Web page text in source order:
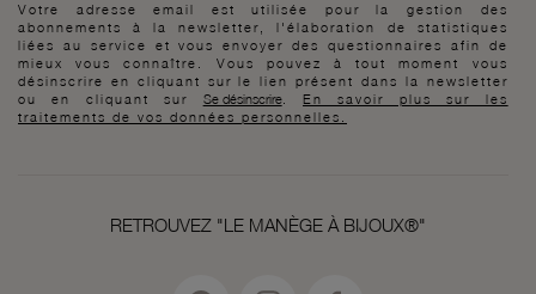
Votre adresse email est utilisée pour la gestion des
abonnements à la newsletter, l'élaboration de statistiques
liées au service et vous envoyer des questionnaires afin de
mieux vous connaître. Vous pouvez à tout moment vous
désinscrire en cliquant sur le lien présent dans la newsletter
ou en cliquant sur Se désinscrire.En savoir plus sur les
traitements de vos données personnelles.
RETROUVEZ "LE MANÈGE À BIJOUX®"